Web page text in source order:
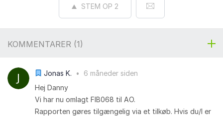
STEM OP 2
KOMMENTARER (1)
Jonas K. •
6 måneder siden
Hej Danny
Vi har nu omlagt FIB068 til AO.
Rapporten gøres tilgængelig via et tilkøb. Hvis du/I er